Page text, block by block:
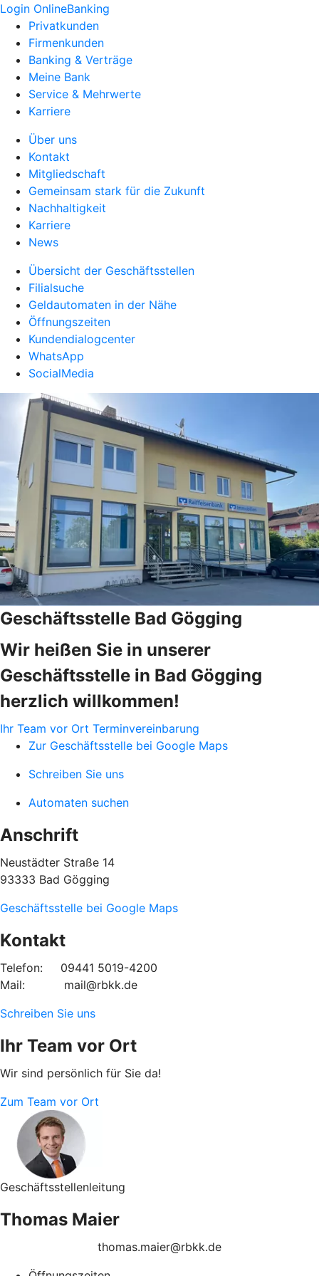
Login OnlineBanking
Privatkunden
Firmenkunden
Banking & Verträge
Meine Bank
Service & Mehrwerte
Karriere
Über uns
Kontakt
Mitgliedschaft
Gemeinsam stark für die Zukunft
Nachhaltigkeit
Karriere
News
Übersicht der Geschäftsstellen
Filialsuche
Geldautomaten in der Nähe
Öffnungszeiten
Kundendialogcenter
WhatsApp
SocialMedia
Geschäftsstelle Bad Gögging
Wir heißen Sie in unserer
Geschäftsstelle in Bad Gögging
herzlich willkommen!
Ihr Team vor Ort Terminvereinbarung
Zur Geschäftsstelle bei Google Maps
Schreiben Sie uns
Automaten suchen
Anschrift
Neustädter Straße 14
93333 Bad Gögging
Geschäftsstelle bei Google Maps
Kontakt
Telefon: 09441 5019-4200
Mail: mail@rbkk.de
Schreiben Sie uns
Ihr Team vor Ort
Wir sind persönlich für Sie da!
Zum Team vor Ort
Geschäftsstellenleitung
Thomas Maier
thomas.maier@rbkk.de